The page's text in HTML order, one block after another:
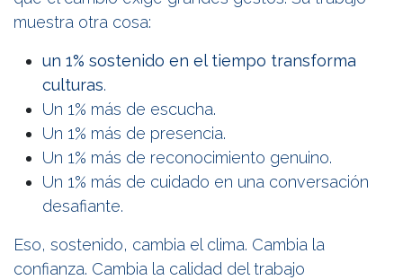
muestra otra cosa:
un 1% sostenido en el tiempo transforma
culturas.
Un 1% más de escucha.
Un 1% más de presencia.
Un 1% más de reconocimiento genuino.
Un 1% más de cuidado en una conversación
desafiante.
Eso, sostenido, cambia el clima. Cambia la
confianza. Cambia la calidad del trabajo